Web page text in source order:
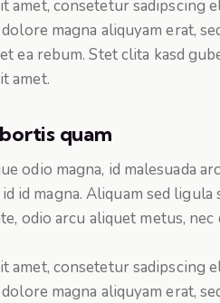
amet, consetetur sadipscing
magna aliquyam erat,
ea rebum. Stet clita kasd
amet.
quam
odio magna, id malesuada
id magna. Aliquam sed
odio arcu aliquet metus,
amet, consetetur sadipscing
magna aliquyam erat,